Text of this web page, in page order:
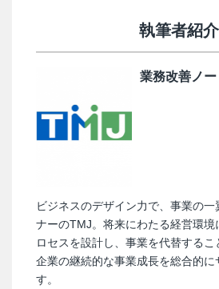
執筆者紹介
業務改善ノ
ビジネスのデザイン力で、事業の一
ナーのTMJ。将来にわたる経営環
ロセスを設計し、事業を代替するこ
企業の継続的な事業成長を総合的に
す。